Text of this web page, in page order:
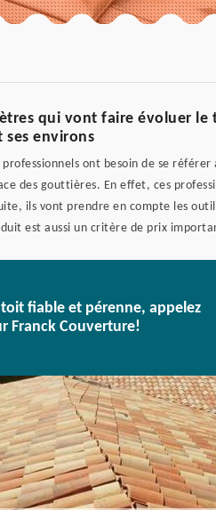
qui vont faire évoluer le
ses environs
professionnels ont besoin de se
des gouttières. En effet, ces
ils vont prendre en compte les
est aussi un critère de prix
fiable et pérenne, appelez
Franck Couverture!